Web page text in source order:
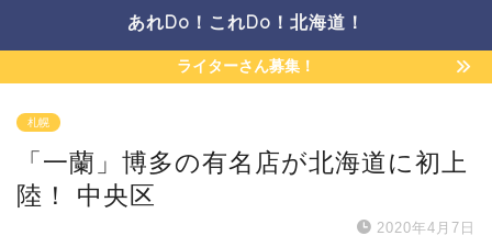
あれDo！これDo！北海道！
ライターさん募集！
札幌
「一蘭」博多の有名店が北海道に初上
陸！ 中央区
2020年4月7日